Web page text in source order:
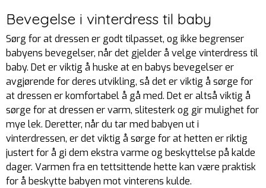
Bevegelse i vinterdress til baby
Sørg for at dressen er godt tilpasset, og ikke begrenser
babyens bevegelser, når det gjelder å velge vinterdress til
baby. Det er viktig å huske at en babys bevegelser er
avgjørende for deres utvikling, så det er viktig å sørge for
at dressen er komfortabel å gå med. Det er altså viktig å
sørge for at dressen er varm, slitesterk og gir mulighet for
mye lek. Deretter, når du tar med babyen ut i
vinterdressen, er det viktig å sørge for at hetten er riktig
justert for å gi dem ekstra varme og beskyttelse på kalde
dager. Varmen fra en tettsittende hette kan være praktisk
for å beskytte babyen mot vinterens kulde.